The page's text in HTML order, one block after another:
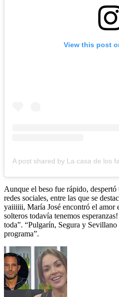
View this post
Aunque el beso fue rápido, despertó
redes sociales, entre las que se
yaiiiiii, María José encontró el amor
solteros todavía tenemos
toda”. “Pulgarín, Segura y Sevillano
programa”.